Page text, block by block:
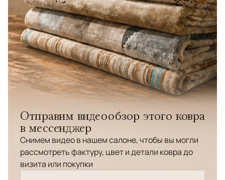
Отправим видеообзор этого ковра
в мессенджер
Снимем видео в нашем салоне, чтобы вы могли
рассмотреть фактуру, цвет и детали ковра до
визита или покупки